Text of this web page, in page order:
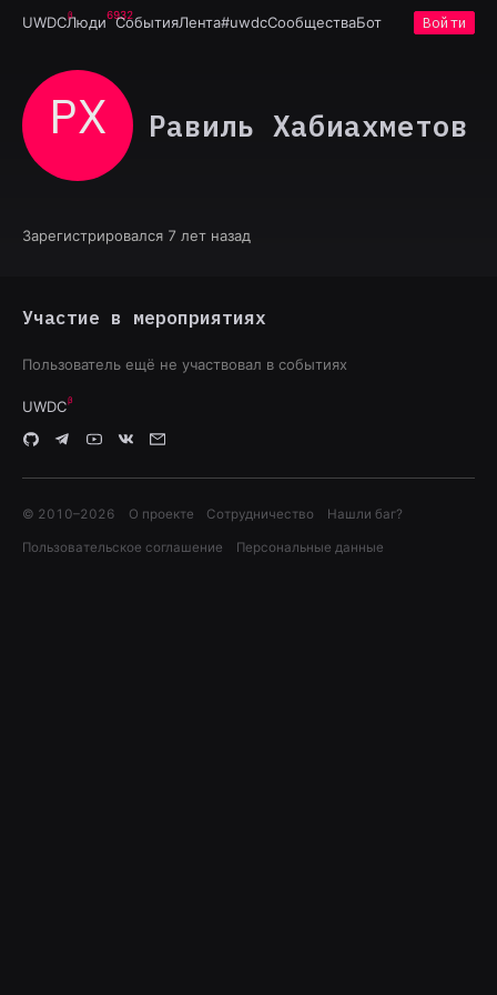
UWDCЛюди6932
СобытияЛента#uwdcСообществаБот Войти
РХ Равиль Хабиахметов
Зарегистрировался 7 лет назад
Участие в мероприятиях
Пользователь ещё не участвовал в событиях
UWDC
© 2010–2026 О проекте Сотрудничество Нашли баг?
Пользовательское соглашение Персональные данные